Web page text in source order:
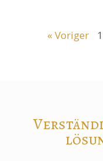
« Voriger 1